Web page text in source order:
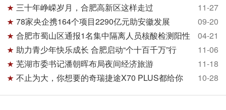
11-27
三十年峥嵘岁月，合肥高新区这样走过
09-20
78家央企携164个项目2290亿元助安徽发展
04-21
合肥市蜀山区通报1名集中隔离人员核酸检测阳性
11-06
助力青少年快乐成长 合肥启动“个十百千万”行
11-18
芜湖市委书记潘朝晖布局夜间经济旅游
10-28
不止为大，你想要的奇瑞捷途X70 PLUS都给你